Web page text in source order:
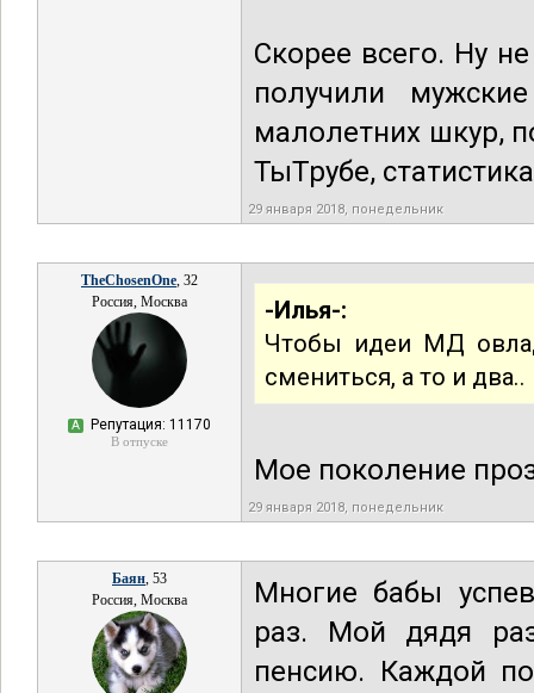
Скорее всего. Ну
получили
малолетних шкур,
ТыТрубе,
29 января 2018, понедельник
TheChosenOne, 32
Россия, Москва
А Репутация: 11170
В отпуске
-Илья-:
Чтобы идеи МД
смениться, а то и два..
Мое поколение
29 января 2018, понедельник
Баян, 53
Россия, Москва
Многие бабы
раз. Мой дядя
пенсию. Каждой